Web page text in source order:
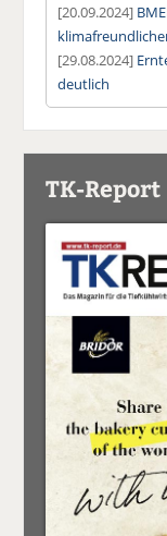
[20.09.2024]
[29.08.2024]
deutlich
TK-Report